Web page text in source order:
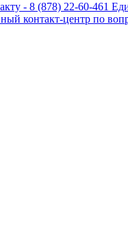
- 8 (878) 22-60-461
контакт-центр по